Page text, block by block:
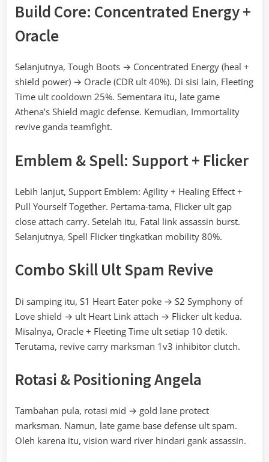
Build Core: Concentrated Energy +
Oracle
Selanjutnya, Tough Boots → Concentrated Energy (heal +
shield power) → Oracle (CDR ult 40%). Di sisi lain, Fleeting
Time ult cooldown 25%. Sementara itu, late game
Athena’s Shield magic defense. Kemudian, Immortality
revive ganda teamfight.
Emblem & Spell: Support + Flicker
Lebih lanjut, Support Emblem: Agility + Healing Effect +
Pull Yourself Together. Pertama-tama, Flicker ult gap
close attach carry. Setelah itu, Fatal link assassin burst.
Selanjutnya, Spell Flicker tingkatkan mobility 80%.
Combo Skill Ult Spam Revive
Di samping itu, S1 Heart Eater poke → S2 Symphony of
Love shield → ult Heart Link attach → Flicker ult kedua.
Misalnya, Oracle + Fleeting Time ult setiap 10 detik.
Terutama, revive carry marksman 1v3 inhibitor clutch.
Rotasi & Positioning Angela
Tambahan pula, rotasi mid → gold lane protect
marksman. Namun, late game base defense ult spam.
Oleh karena itu, vision ward river hindari gank assassin.